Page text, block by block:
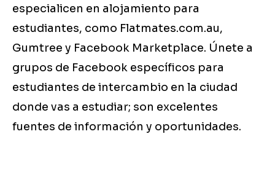
especialicen en alojamiento para
estudiantes, como Flatmates.com.au,
Gumtree y Facebook Marketplace. Únete a
grupos de Facebook específicos para
estudiantes de intercambio en la ciudad
donde vas a estudiar; son excelentes
fuentes de información y oportunidades.